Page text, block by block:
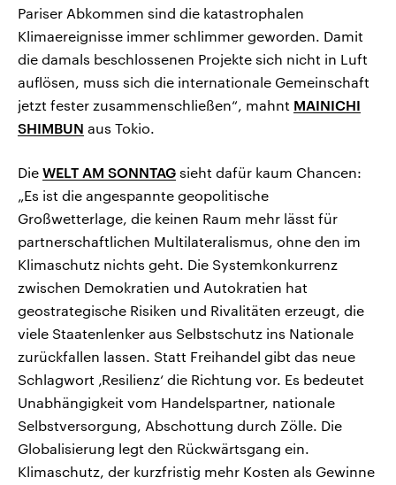
Pariser Abkommen sind die katastrophalen
Klimaereignisse immer schlimmer geworden. Damit
die damals beschlossenen Projekte sich nicht in Luft
auflösen, muss sich die internationale Gemeinschaft
jetzt fester zusammenschließen“, mahnt MAINICHI
SHIMBUN aus Tokio.
Die WELT AM SONNTAG sieht dafür kaum Chancen:
„Es ist die angespannte geopolitische
Großwetterlage, die keinen Raum mehr lässt für
partnerschaftlichen Multilateralismus, ohne den im
Klimaschutz nichts geht. Die Systemkonkurrenz
zwischen Demokratien und Autokratien hat
geostrategische Risiken und Rivalitäten erzeugt, die
viele Staatenlenker aus Selbstschutz ins Nationale
zurückfallen lassen. Statt Freihandel gibt das neue
Schlagwort ‚Resilienz‘ die Richtung vor. Es bedeutet
Unabhängigkeit vom Handelspartner, nationale
Selbstversorgung, Abschottung durch Zölle. Die
Globalisierung legt den Rückwärtsgang ein.
Klimaschutz, der kurzfristig mehr Kosten als Gewinne